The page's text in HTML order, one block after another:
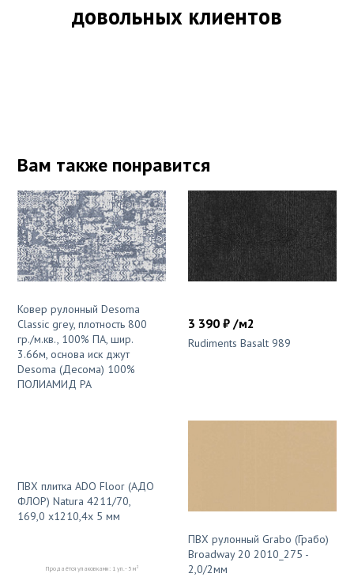
довольных клиентов
Вам также понравится
Ковер рулонный Desoma
Classic grey, плотность 800
гр./м.кв., 100% ПА, шир.
3.66м, основа иск джут
Desoma (Десома) 100%
ПОЛИАМИД PA
3 390 ₽ /м2
Rudiments Basalt 989
ПВХ плитка ADO Floor (АДО
ФЛОР) Natura 4211/70,
169,0 х1210,4х 5 мм
Продаётся упаковками: 1 уп. - 5 м2
ПВХ рулонный Grabo (Грабо)
Broadway 20 2010_275 -
2,0/2мм